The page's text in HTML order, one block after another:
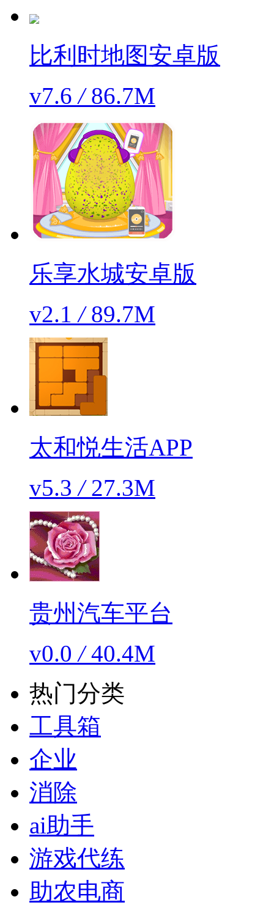
比利时地图安卓版
v7.6/86.7M
乐享水城安卓版
v2.1/89.7M
太和悦生活APP
v5.3/27.3M
贵州汽车平台
v0.0/40.4M
热门分类
工具箱
企业
消除
ai助手
游戏代练
助农电商